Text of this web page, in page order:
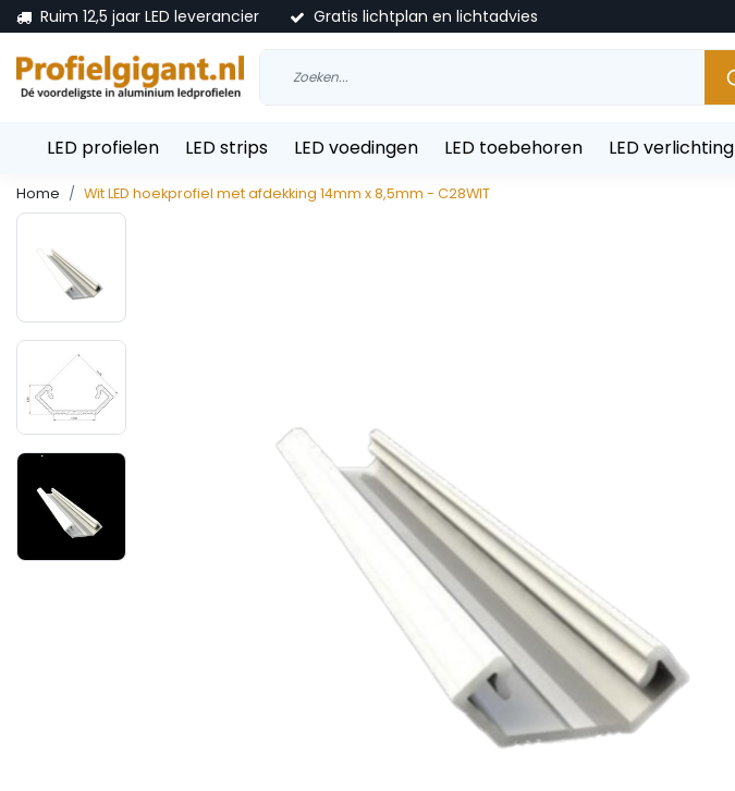
Ruim 12,5 jaar LED leverancier Gratis lichtplan en lichtadvies
LED profielen LED strips LED voedingen LED toebehoren LED verlichting
Home Wit LED hoekprofiel met afdekking 14mm x 8,5mm - C28WIT